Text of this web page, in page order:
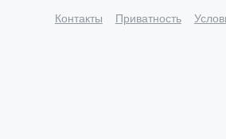
Контакты Приватность